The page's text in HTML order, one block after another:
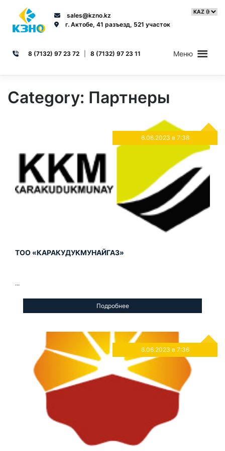
sales@kzno.kz
г. Актобе, 41 разъезд, 521 участок
8 (7132) 97 23 72 8 (7132) 97 23 11 Меню
Category: Партнеры
6.06.2023 в 7:38
ТОО «КАРАКУДУКМУНАЙГАЗ»
...
Подробнее
6.06.2023 в 7:36